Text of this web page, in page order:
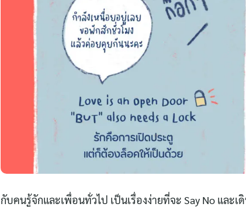
กับคนรู้จักและเพื่อนทั่วไป เป็นเรื่องง่ายที่จะ Say No และ